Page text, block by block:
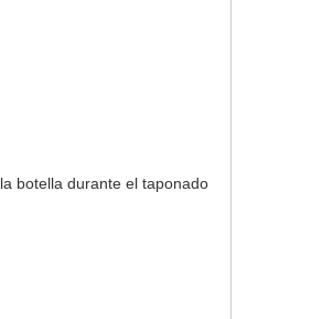
botella durante el taponado